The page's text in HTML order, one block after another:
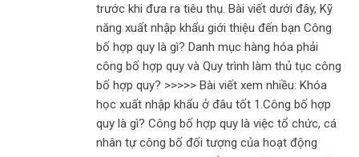
trước khi đưa ra tiêu thụ. Bài viết dưới đây, Kỹ
năng xuất nhập khẩu giới thiệu đến bạn Công
bố hợp quy là gì? Danh mục hàng hóa phải
công bố hợp quy và Quy trình làm thủ tục công
bố hợp quy? >>>>> Bài viết xem nhiều: Khóa
học xuất nhập khẩu ở đâu tốt 1.Công bố hợp
quy là gì? Công bố hợp quy là việc tổ chức, cá
nhân tự công bố đối tượng của hoạt động